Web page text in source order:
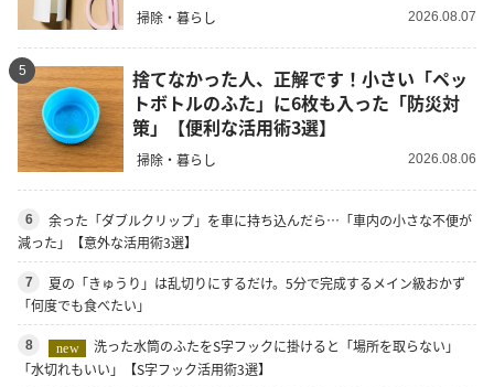
掃除・暮らし 2026.08.07
5
捨てなかった人、正解です！小さい「ペッ
トボトルのふた」に6枚も入った「防災対
策」【便利な活用術3選】
掃除・暮らし 2026.08.06
6
余った「ダブルクリップ」を車に持ち込んだら…「車内の小さな不便が
減った」【意外な活用術3選】
7
夏の「きゅうり」は乱切りにするだけ。5分で完成するメイン級おかず
「何度でも食べたい」
8 new
洗った水筒のふたをS字フックに掛けると「場所を取らない」
「水切れもいい」【S字フック活用術3選】